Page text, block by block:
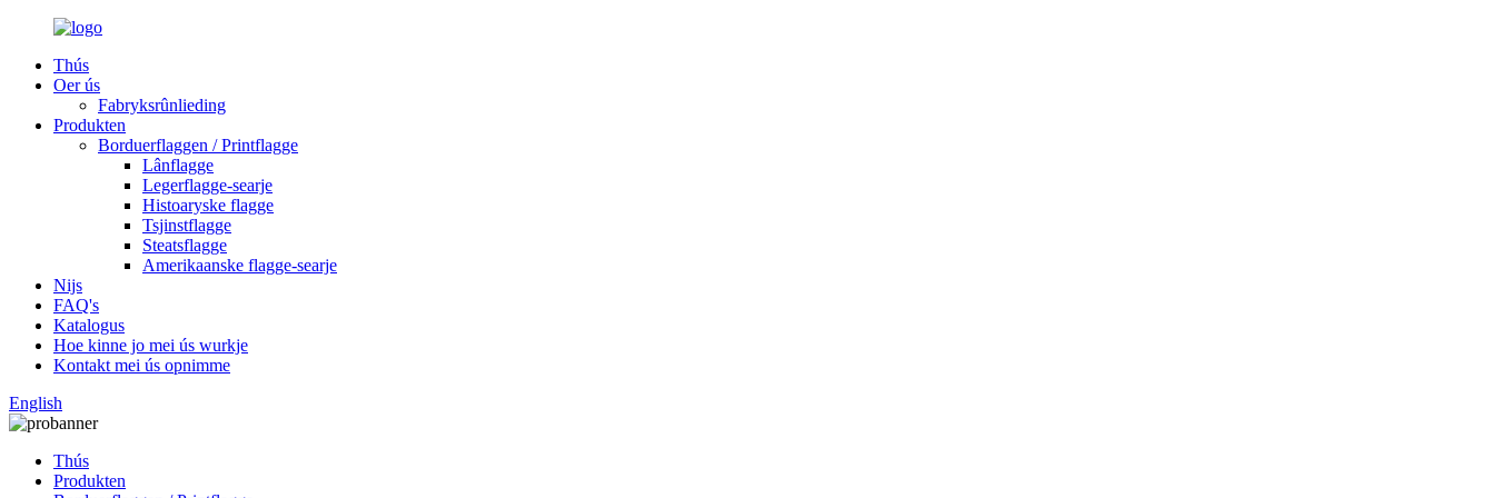
Thús
Oer ús
Fabryksrûnlieding
Produkten
Borduerflaggen / Printflagge
Lânflagge
Legerflagge-searje
Histoaryske flagge
Tsjinstflagge
Steatsflagge
Amerikaanske flagge-searje
Nijs
FAQ's
Katalogus
Hoe kinne jo mei ús wurkje
Kontakt mei ús opnimme
English
Thús
Produkten